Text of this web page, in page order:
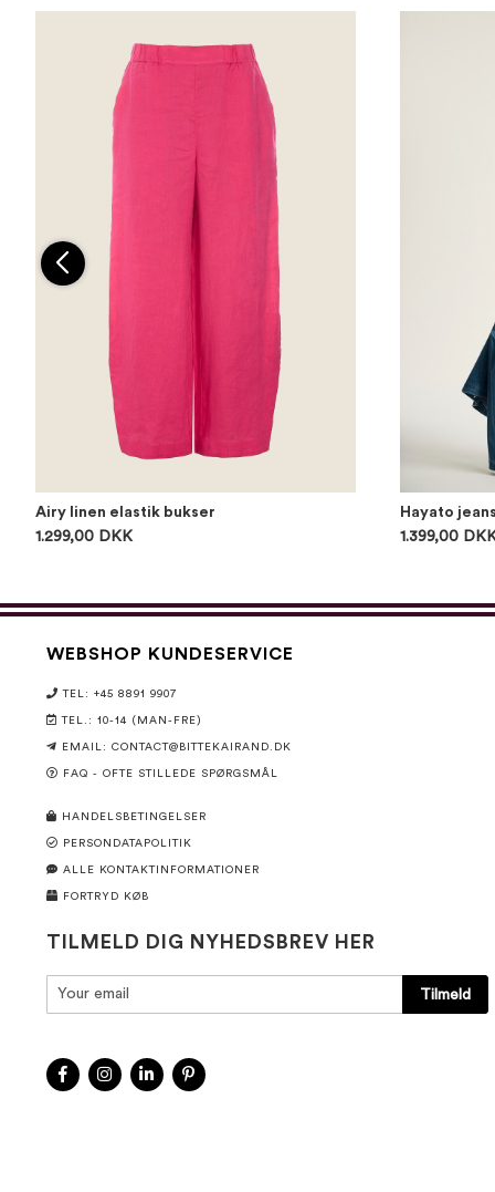
Airy linen elastik bukser
1.299,00 DKK
Hayato jeans
1.399,00
WEBSHOP KUNDESERVICE
TEL: +45 8891 9907
TEL.: 10-14 (MAN-FRE)
EMAIL: CONTACT@BITTEKAIRAND.DK
FAQ - OFTE STILLEDE SPØRGSMÅL
HANDELSBETINGELSER
PERSONDATAPOLITIK
ALLE KONTAKTINFORMATIONER
FORTRYD KØB
TILMELD DIG NYHEDSBREV HER
Tilmeld